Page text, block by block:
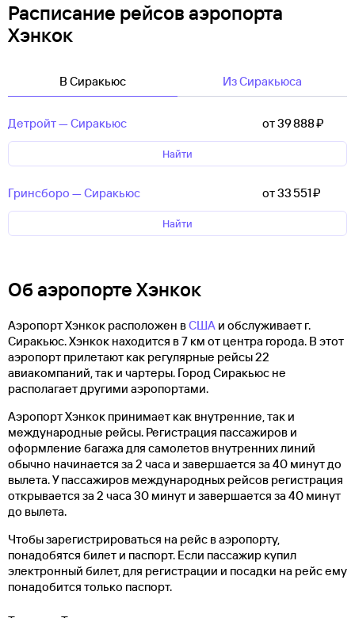
Расписание рейсов аэропорта
Хэнкок
В Сиракьюс Из Сиракьюса
Детройт — Сиракьюс от 39 ⁠888 ⁠₽
Найти
Гринсборо — Сиракьюс от 33 ⁠551 ⁠₽
Найти
Об аэропорте Хэнкок
Аэропорт Хэнкок расположен вСША и обслуживает г.
Сиракьюс. Хэнкок находится в 7 км от центра города. В этот
аэропорт прилетают как регулярные рейсы 22
авиакомпаний, так и чартеры. Город Сиракьюс не
располагает другими аэропортами.
Аэропорт Хэнкок принимает как внутренние, так и
международные рейсы. Регистрация пассажиров и
оформление багажа для самолетов внутренних линий
обычно начинается за 2 часа и завершается за 40 минут до
вылета. У пассажиров международных рейсов регистрация
открывается за 2 часа 30 минут и завершается за 40 минут
до вылета.
Чтобы зарегистрироваться на рейс в аэропорту,
понадобятся билет и паспорт. Если пассажир купил
электронный билет, для регистрации и посадки на рейс ему
понадобится только паспорт.